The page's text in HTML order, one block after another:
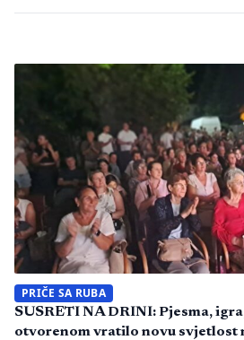
PRIČE SA RUBA
SUSRETI NA DRINI: Pjesma,
otvorenom vratilo novu svjetlost